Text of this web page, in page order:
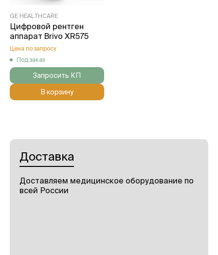
GE HEALTHCARE
Цифровой рентген
аппарат Brivo XR575
Цена по запросу
Под заказ
Запросить КП
В корзину
Доставка
Доставляем медицинское оборудование по
всей России